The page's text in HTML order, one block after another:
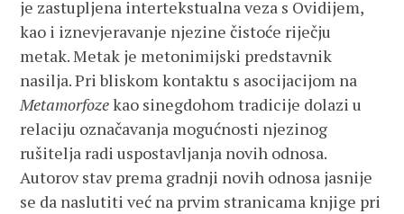
je zastupljena intertekstualna veza s Ovidijem,
kao i iznevjeravanje njezine čistoće riječju
metak. Metak je metonimijski predstavnik
nasilja. Pri bliskom kontaktu s asocijacijom na
Metamorfozekao sinegdohom tradicije dolazi u
relaciju označavanja mogućnosti njezinog
rušitelja radi uspostavljanja novih odnosa.
Autorov stav prema gradnji novih odnosa jasnije
se da naslutiti već na prvim stranicama knjige pri